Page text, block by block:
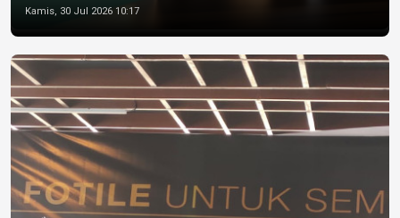
Kamis, 30 Jul 2026 10:17